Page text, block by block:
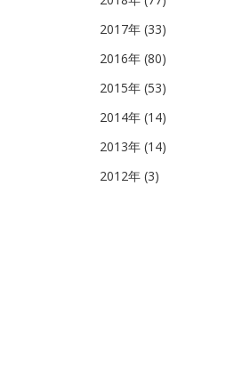
2017年 (33)
2016年 (80)
2015年 (53)
2014年 (14)
2013年 (14)
2012年 (3)